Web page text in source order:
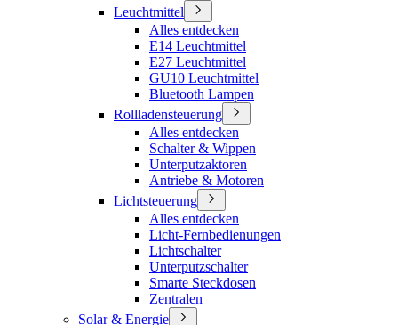
Leuchtmittel
Alles entdecken
E14 Leuchtmittel
E27 Leuchtmittel
GU10 Leuchtmittel
Bluetooth Lampen
Rollladensteuerung
Alles entdecken
Schalter & Wippen
Unterputzaktoren
Antriebe & Motoren
Lichtsteuerung
Alles entdecken
Licht-Fernbedienungen
Lichtschalter
Unterputzschalter
Smarte Steckdosen
Zentralen
Solar & Energie